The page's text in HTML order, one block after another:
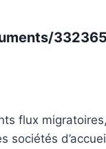
332365
flux
sociétés